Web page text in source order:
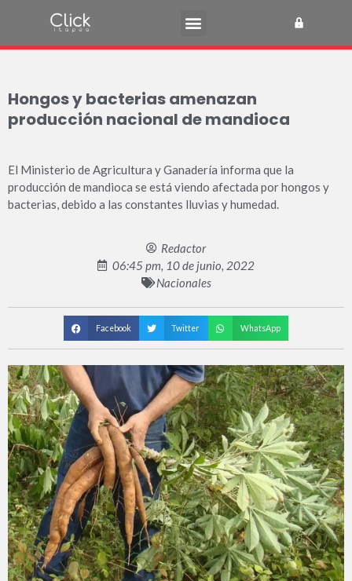
Hongos y bacterias amenazan
producción nacional de mandioca
El Ministerio de Agricultura y Ganadería informa que la
producción de mandioca se está viendo afectada por hongos y
bacterias, debido a las constantes lluvias y humedad.
Redactor
06:45 pm, 10 de junio, 2022
Nacionales
Facebook Twitter WhatsApp